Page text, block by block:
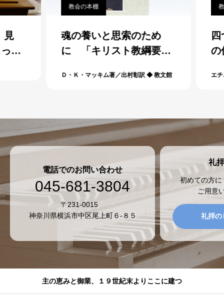
教会の本棚
魂の養いと思索のため
に 「キリスト教綱要」
Ｄ・Ｋ・マッキム著／出村彰訳 ◆ 教文館
教
四
の
エチ
電話でのお問い合わせ
045-681-3804
〒231-0015
神奈川県横浜市中区尾上町６-８５
礼
初めての方
ご用意
礼拝の
主の恵みと御業、１９世紀末よりここに建つ